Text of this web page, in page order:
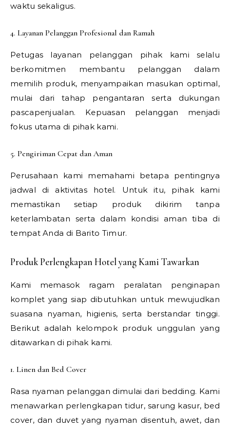
waktu sekaligus.
4. Layanan Pelanggan Profesional dan Ramah
Petugas layanan pelanggan pihak kami selalu
berkomitmen membantu pelanggan dalam
memilih produk, menyampaikan masukan optimal,
mulai dari tahap pengantaran serta dukungan
pascapenjualan. Kepuasan pelanggan menjadi
fokus utama di pihak kami.
5. Pengiriman Cepat dan Aman
Perusahaan kami memahami betapa pentingnya
jadwal di aktivitas hotel. Untuk itu, pihak kami
memastikan setiap produk dikirim tanpa
keterlambatan serta dalam kondisi aman tiba di
tempat Anda di Barito Timur.
Produk Perlengkapan Hotel yang Kami Tawarkan
Kami memasok ragam peralatan penginapan
komplet yang siap dibutuhkan untuk mewujudkan
suasana nyaman, higienis, serta berstandar tinggi.
Berikut adalah kelompok produk unggulan yang
ditawarkan di pihak kami.
1. Linen dan Bed Cover
Rasa nyaman pelanggan dimulai dari bedding. Kami
menawarkan perlengkapan tidur, sarung kasur, bed
cover, dan duvet yang nyaman disentuh, awet, dan